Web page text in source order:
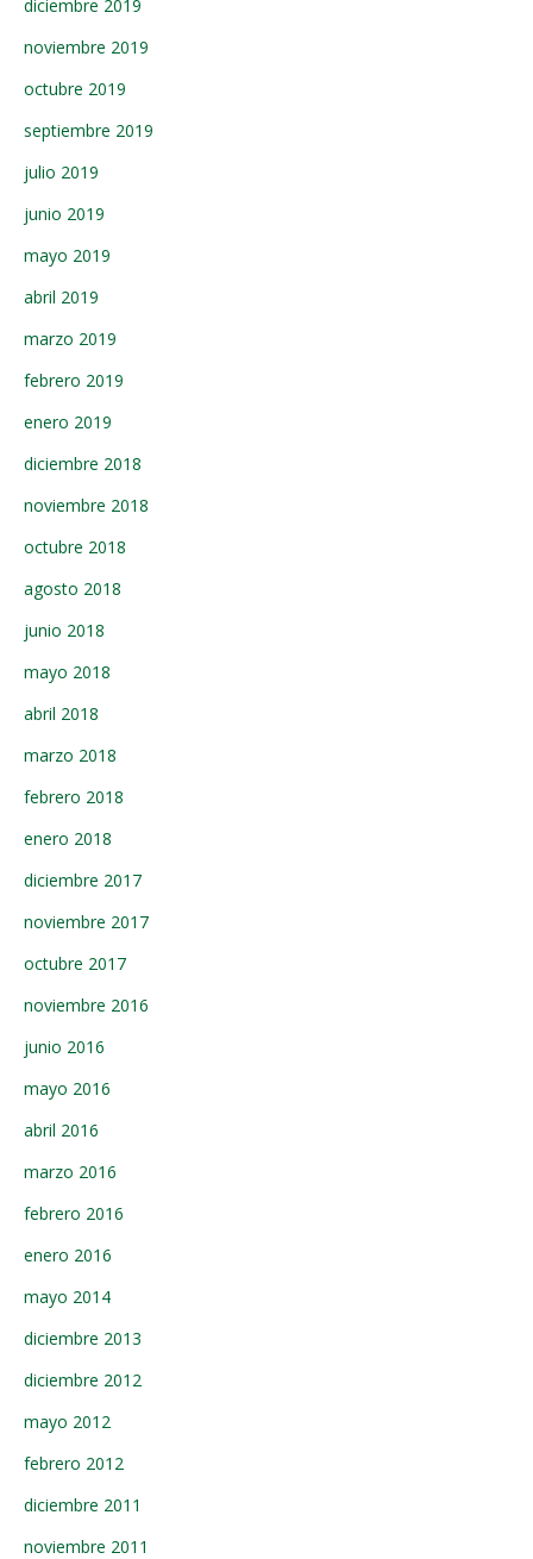
diciembre 2019
noviembre 2019
octubre 2019
septiembre 2019
julio 2019
junio 2019
mayo 2019
abril 2019
marzo 2019
febrero 2019
enero 2019
diciembre 2018
noviembre 2018
octubre 2018
agosto 2018
junio 2018
mayo 2018
abril 2018
marzo 2018
febrero 2018
enero 2018
diciembre 2017
noviembre 2017
octubre 2017
noviembre 2016
junio 2016
mayo 2016
abril 2016
marzo 2016
febrero 2016
enero 2016
mayo 2014
diciembre 2013
diciembre 2012
mayo 2012
febrero 2012
diciembre 2011
noviembre 2011